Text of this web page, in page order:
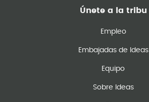
Únete a la tribu
Empleo
Embajadas de Ideas
Equipo
Sobre Ideas